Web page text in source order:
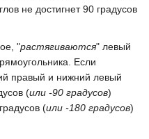
не достигнет 90 градусов
"растягиваются" левый
Если
правый и нижний левый
(или -90 градусов)
(или -180 градусов)